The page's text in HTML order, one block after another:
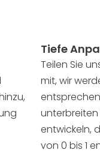
Tiefe
Teilen Sie
mit, wir
entwickeln,
von 0 bis 1